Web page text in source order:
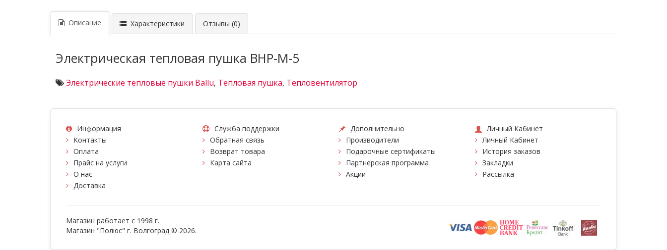
Описание Характеристики Отзывы (0)
Электрическая тепловая пушка BHP-M-5
Электрические тепловые пушки Ballu, Тепловая пушка, Тепловентилятор
Информация
Контакты
Оплата
Прайс на услуги
О нас
Доставка
Служба поддержки
Обратная связь
Возврат товара
Карта сайта
Дополнительно
Производители
Подарочные сертификаты
Партнерская программа
Акции
Личный Кабинет
Личный Кабинет
История заказов
Закладки
Рассылка
Магазин работает с 1998 г.
Магазин "Полюс" г. Волгоград © 2026.